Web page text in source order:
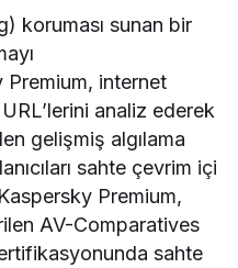
koruması sunan bir
Premium, internet
analiz ederek
gelişmiş algılama
sahte çevrim içi
Premium,
AV-Comparatives
sahte